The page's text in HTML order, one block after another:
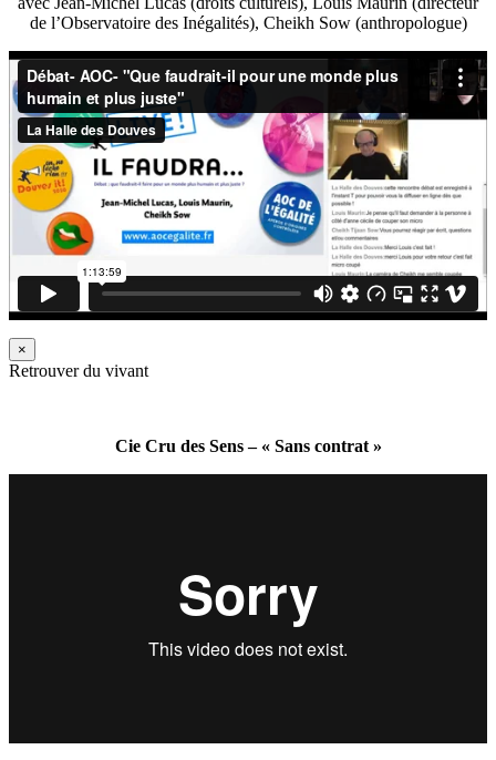
de l’Observatoire des Inégalités), Cheikh Sow (anthropologue)
×
Retrouver du vivant
Cie Cru des Sens – « Sans contrat »